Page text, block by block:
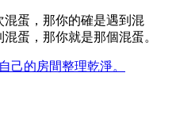
蛋，那你的確是遇到混
蛋，那你就是那個混蛋。
己的房間整理乾淨。